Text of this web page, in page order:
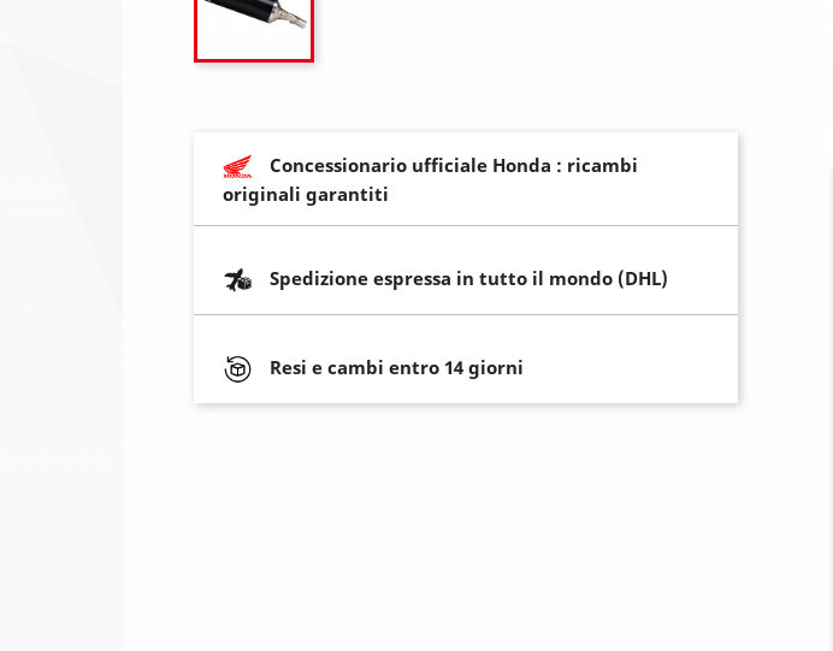
Concessionario ufficiale Honda : ricambi
originali garantiti
Spedizione espressa in tutto il mondo (DHL)
Resi e cambi entro 14 giorni